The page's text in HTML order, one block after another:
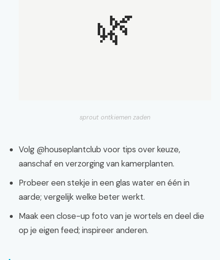
🌿
sprout ontkiemen zaden
Volg @houseplantclub voor tips over keuze,
aanschaf en verzorging van kamerplanten.
Probeer een stekje in een glas water en één in
aarde; vergelijk welke beter werkt.
Maak een close-up foto van je wortels en deel die
op je eigen feed; inspireer anderen.